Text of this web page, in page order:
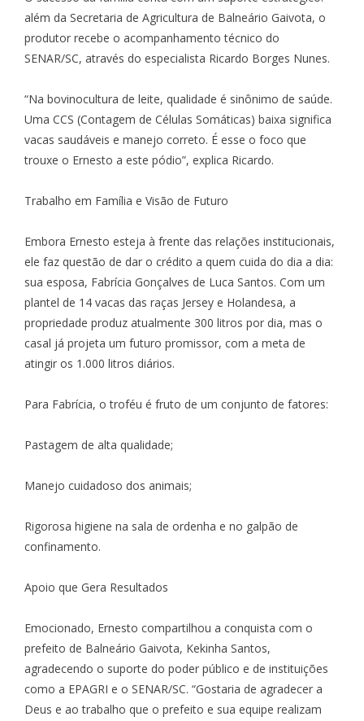
além da Secretaria de Agricultura de Balneário Gaivota, o
produtor recebe o acompanhamento técnico do
SENAR/SC, através do especialista Ricardo Borges Nunes.
“Na bovinocultura de leite, qualidade é sinônimo de saúde.
Uma CCS (Contagem de Células Somáticas) baixa significa
vacas saudáveis e manejo correto. É esse o foco que
trouxe o Ernesto a este pódio”, explica Ricardo.
Trabalho em Família e Visão de Futuro
Embora Ernesto esteja à frente das relações institucionais,
ele faz questão de dar o crédito a quem cuida do dia a dia:
sua esposa, Fabrícia Gonçalves de Luca Santos. Com um
plantel de 14 vacas das raças Jersey e Holandesa, a
propriedade produz atualmente 300 litros por dia, mas o
casal já projeta um futuro promissor, com a meta de
atingir os 1.000 litros diários.
Para Fabrícia, o troféu é fruto de um conjunto de fatores:
Pastagem de alta qualidade;
Manejo cuidadoso dos animais;
Rigorosa higiene na sala de ordenha e no galpão de
confinamento.
Apoio que Gera Resultados
Emocionado, Ernesto compartilhou a conquista com o
prefeito de Balneário Gaivota, Kekinha Santos,
agradecendo o suporte do poder público e de instituições
como a EPAGRI e o SENAR/SC. “Gostaria de agradecer a
Deus e ao trabalho que o prefeito e sua equipe realizam